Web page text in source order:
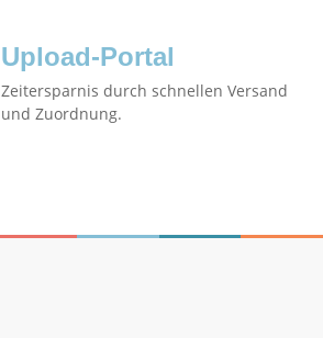
Upload-Portal
Zeitersparnis durch schnellen Versand
und Zuordnung.